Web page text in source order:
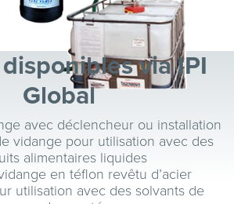
via IPI
Global
avec déclencheur ou installation
vidange pour utilisation avec des
alimentaires liquides
en téflon revêtu d’acier
utilisation avec des solvants de